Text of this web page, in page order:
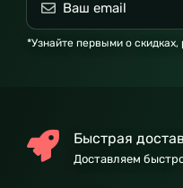
*Узнайте первыми о
Быстрая
Доставляем